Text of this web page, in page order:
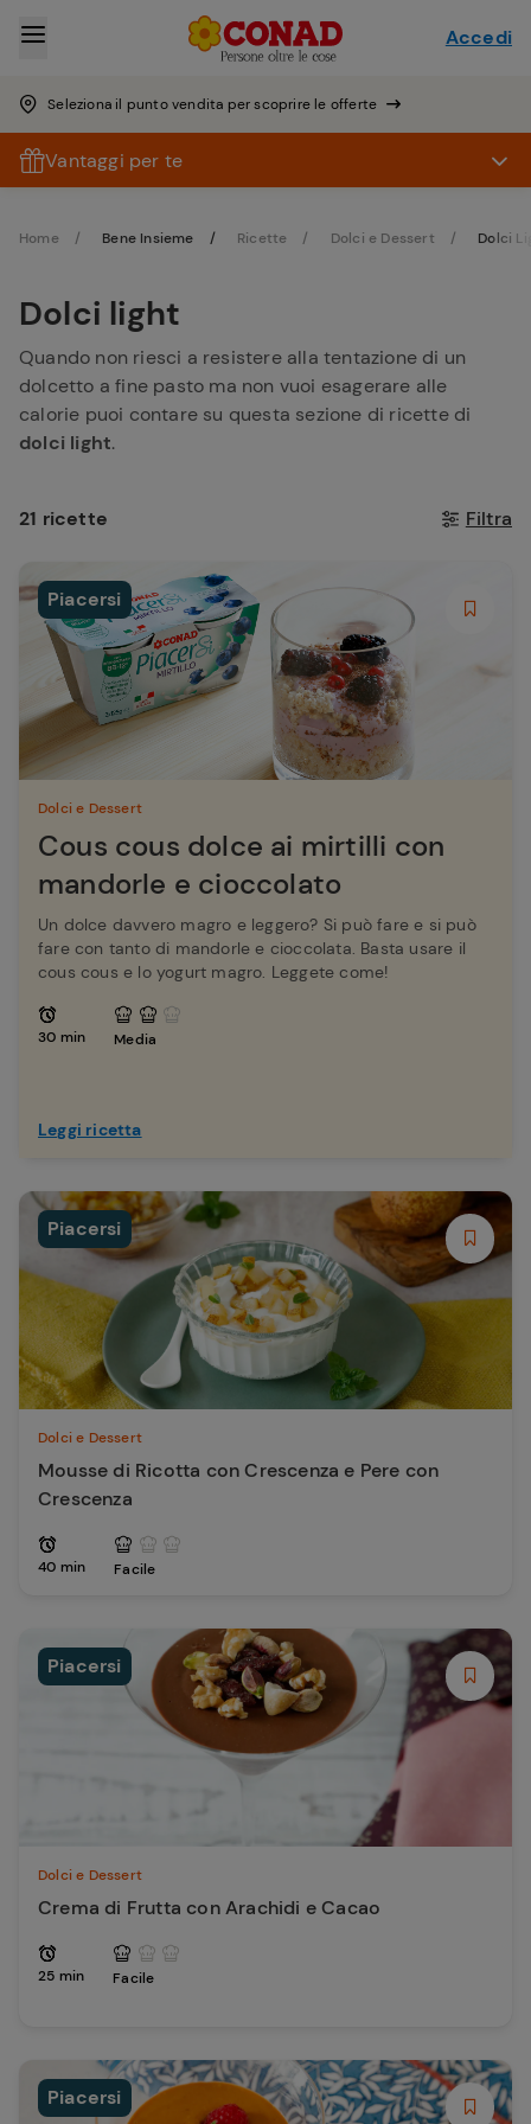
Seleziona il punto vendita per scoprire le offerte
Accedi
Vantaggi per te
Home Bene Insieme Ricette Dolci e Dessert Dolci
Dolci light
Quando non riesci a resistere alla tentazione di un
dolcetto a fine pasto ma non vuoi esagerare alle
calorie puoi contare su questa sezione di ricette di
dolci light.
21 ricette Filtra
Piacersi
Dolci e Dessert
Cous cous dolce ai mirtilli con
mandorle e cioccolato
Un dolce davvero magro e leggero? Si può fare e si può
fare con tanto di mandorle e cioccolata. Basta usare il
cous cous e lo yogurt magro. Leggete come!
30 min Media
Leggi ricetta
Piacersi
Dolci e Dessert
Mousse di Ricotta con Crescenza e Pere con
Crescenza
40 min Facile
Piacersi
Dolci e Dessert
Crema di Frutta con Arachidi e Cacao
25 min Facile
Piacersi